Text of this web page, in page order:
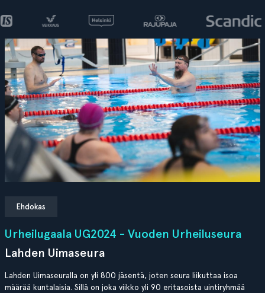
Ehdokas
Urheilugaala UG2024 - Vuoden Urheiluseura
Lahden Uimaseura
Lahden Uimaseuralla on yli 800 jäsentä, joten seura liikuttaa isoa
määrää kuntalaisia. Sillä on joka viikko yli 90 eritasoista uintiryhmää